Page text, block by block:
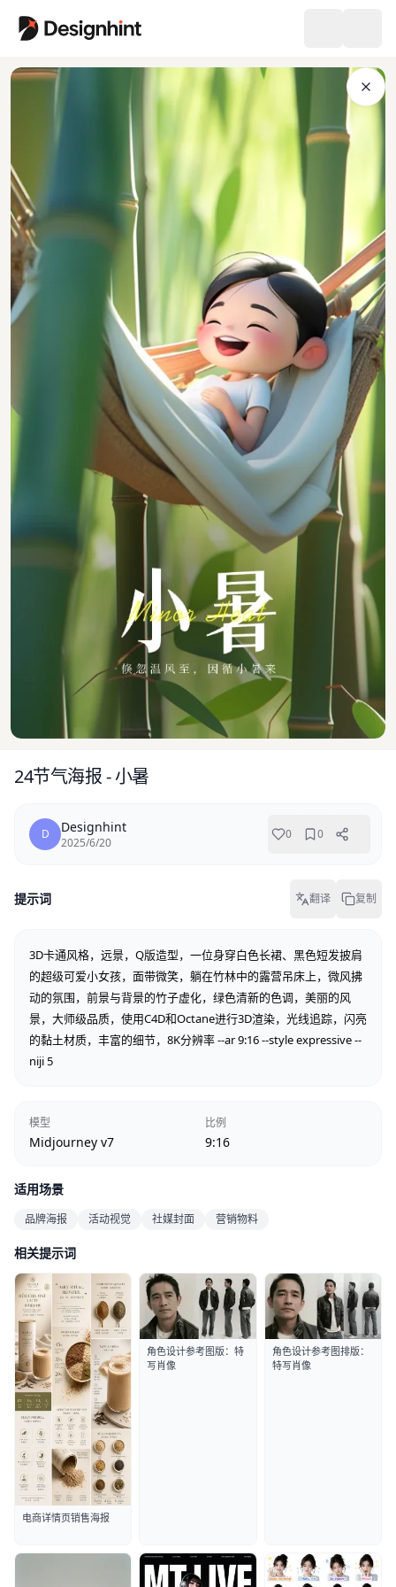
24节气海报 - 小暑
D Designhint
2025/6/20
0 0
提示词 翻译 复制
3D卡通风格，远景，Q版造型，一位身穿白色长裙、黑色短发披肩
的超级可爱小女孩，面带微笑，躺在竹林中的露营吊床上，微风拂
动的氛围，前景与背景的竹子虚化，绿色清新的色调，美丽的风
景，大师级品质，使用C4D和Octane进行3D渲染，光线追踪，闪亮
的黏土材质，丰富的细节，8K分辨率 --ar 9:16 --style expressive --
niji 5
模型
Midjourney v7
比例
9:16
适用场景
品牌海报 活动视觉 社媒封面 营销物料
相关提示词
电商详情页销售海报
角色设计参考图版：特
写肖像
角色设计参考图排版：
特写肖像